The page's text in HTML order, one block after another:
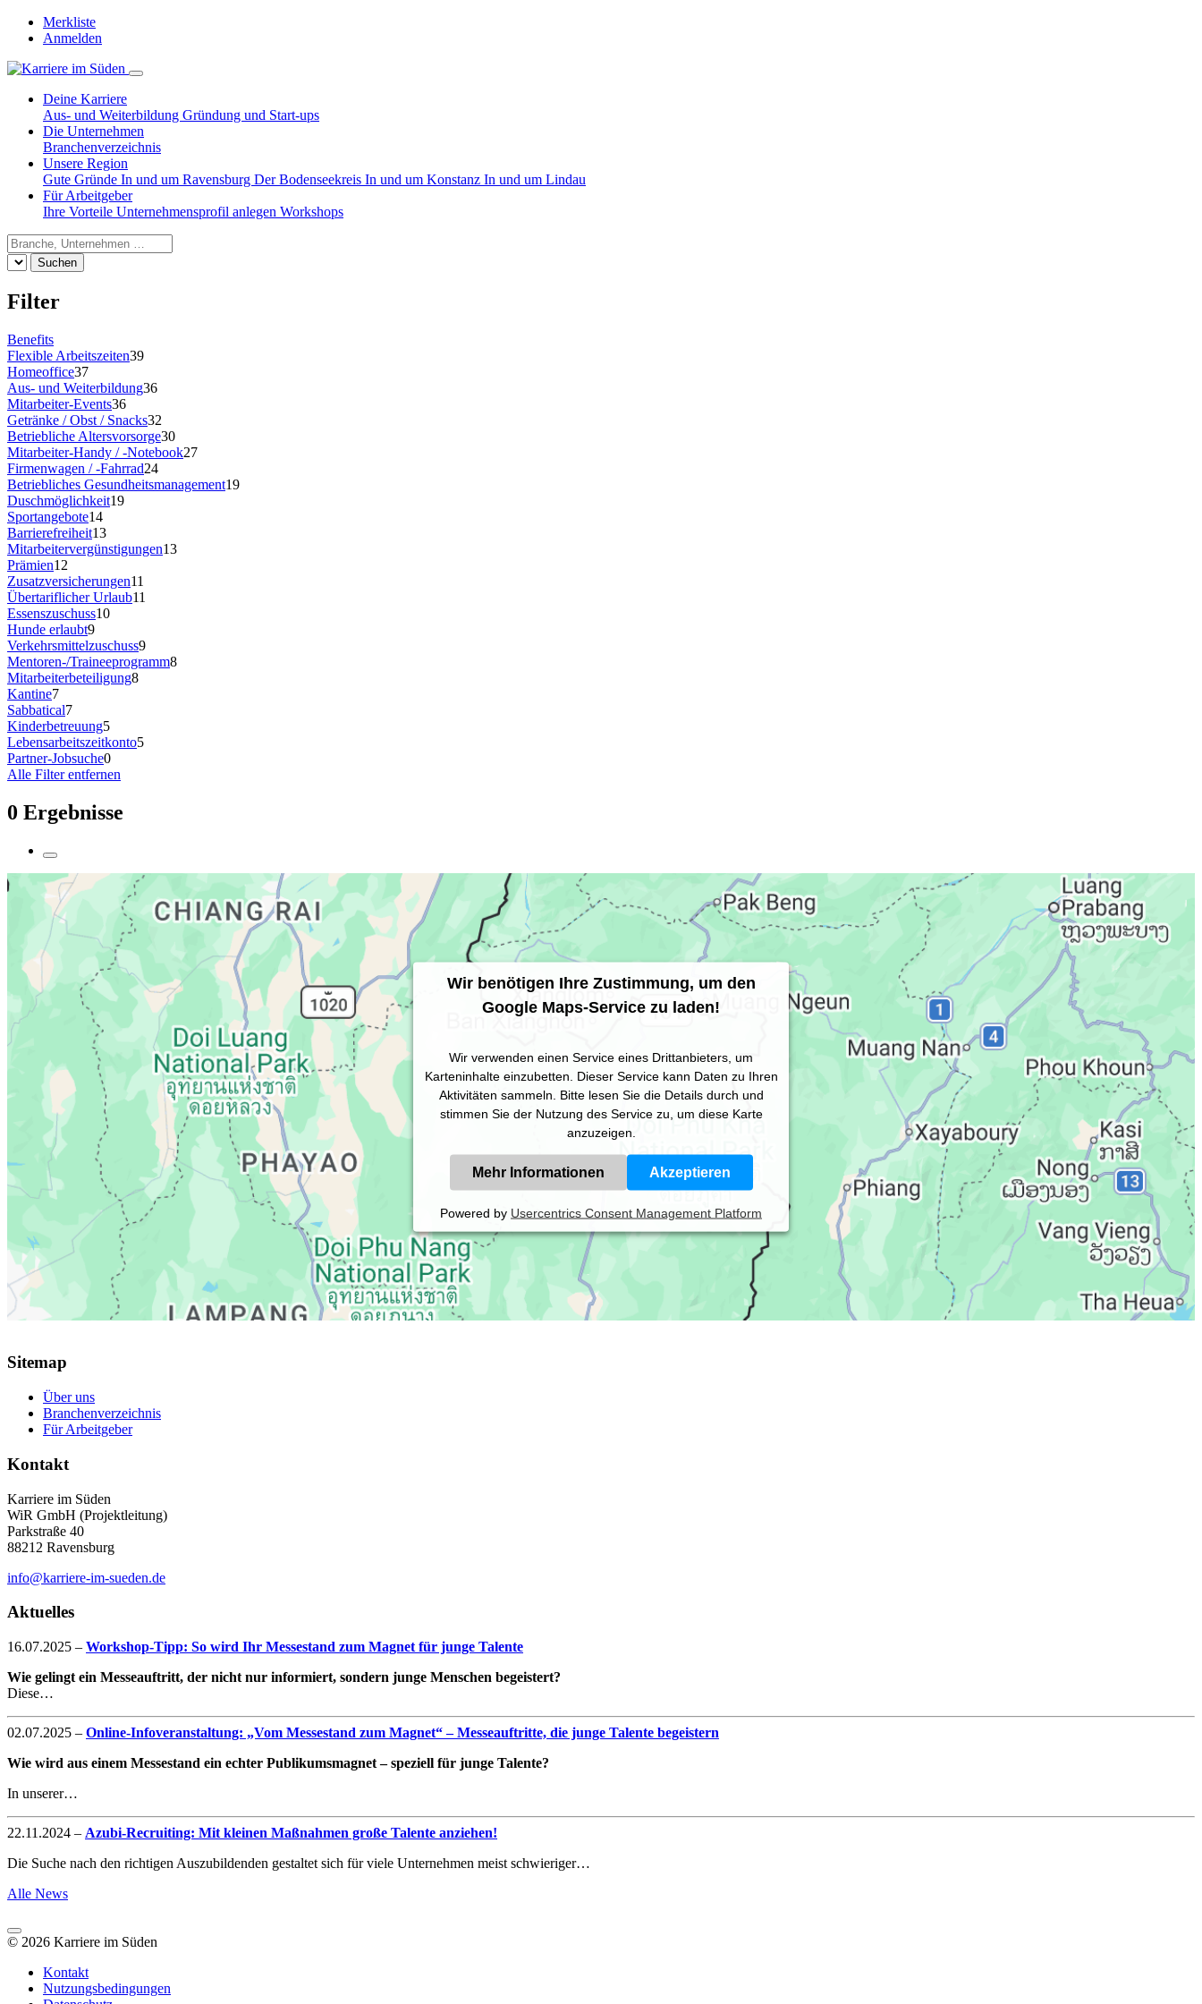
Merkliste
Anmelden
Deine Karriere
Aus- und Weiterbildung Gründung und Start-ups
Die Unternehmen
Branchenverzeichnis
Unsere Region
Gute Gründe In und um Ravensburg Der Bodenseekreis In und um Konstanz In und um Lindau
Für Arbeitgeber
Ihre Vorteile Unternehmensprofil anlegen Workshops
Suchen
Filter
Benefits
Flexible Arbeitszeiten39
Homeoffice37
Aus- und Weiterbildung36
Mitarbeiter-Events36
Getränke / Obst / Snacks32
Betriebliche Altersvorsorge30
Mitarbeiter-Handy / -Notebook27
Firmenwagen / -Fahrrad24
Betriebliches Gesundheitsmanagement19
Duschmöglichkeit19
Sportangebote14
Barrierefreiheit13
Mitarbeitervergünstigungen13
Prämien12
Zusatzversicherungen11
Übertariflicher Urlaub11
Essenszuschuss10
Hunde erlaubt9
Verkehrsmittelzuschuss9
Mentoren-/Traineeprogramm8
Mitarbeiterbeteiligung8
Kantine7
Sabbatical7
Kinderbetreuung5
Lebensarbeitszeitkonto5
Partner-Jobsuche0
Alle Filter entfernen
0 Ergebnisse
Wir benötigen Ihre Zustimmung, um den
Google Maps-Service zu laden!
Wir verwenden einen Service eines Drittanbieters, um
Karteninhalte einzubetten. Dieser Service kann Daten zu Ihren
Aktivitäten sammeln. Bitte lesen Sie die Details durch und
stimmen Sie der Nutzung des Service zu, um diese Karte
anzuzeigen.
Mehr Informationen Akzeptieren
Powered by Usercentrics Consent Management Platform
Sitemap
Über uns
Branchenverzeichnis
Für Arbeitgeber
Kontakt
Karriere im Süden
WiR GmbH (Projektleitung)
Parkstraße 40
88212 Ravensburg
info@karriere-im-sueden.de
Aktuelles
16.07.2025 – Workshop-Tipp: So wird Ihr Messestand zum Magnet für junge Talente
Wie gelingt ein Messeauftritt, der nicht nur informiert, sondern junge Menschen begeistert?
Diese…
02.07.2025 – Online-Infoveranstaltung: „Vom Messestand zum Magnet“ – Messeauftritte, die junge Talente begeistern
Wie wird aus einem Messestand ein echter Publikumsmagnet – speziell für junge Talente?
In unserer…
22.11.2024 – Azubi-Recruiting: Mit kleinen Maßnahmen große Talente anziehen!
Die Suche nach den richtigen Auszubildenden gestaltet sich für viele Unternehmen meist schwieriger…
Alle News
© 2026 Karriere im Süden
Kontakt
Nutzungsbedingungen